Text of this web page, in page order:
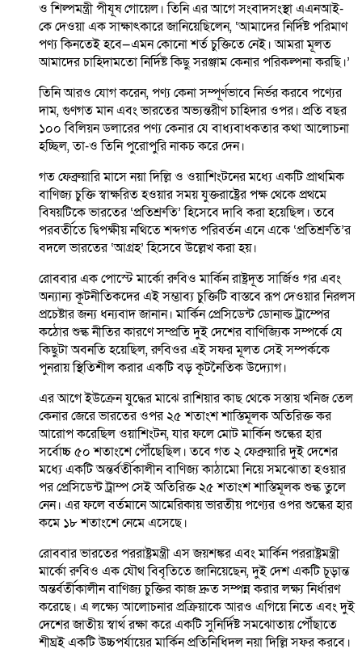
ও শিল্পমন্ত্রী পীযূষ গোয়েল। তিনি এর আগে সংবাদসংস্থা এএনআই-
কে দেওয়া এক সাক্ষাৎকারে জানিয়েছিলেন, ‘আমাদের নির্দিষ্ট পরিমাণ
পণ্য কিনতেই হবে—এমন কোনো শর্ত চুক্তিতে নেই। আমরা মূলত
আমাদের চাহিদামতো নির্দিষ্ট কিছু সরঞ্জাম কেনার পরিকল্পনা করছি।’
তিনি আরও যোগ করেন, পণ্য কেনা সম্পূর্ণভাবে নির্ভর করবে পণ্যের
দাম, গুণগত মান এবং ভারতের অভ্যন্তরীণ চাহিদার ওপর। প্রতি বছর
১০০ বিলিয়ন ডলারের পণ্য কেনার যে বাধ্যবাধকতার কথা আলোচনা
হচ্ছিল, তা-ও তিনি পুরোপুরি নাকচ করে দেন।
গত ফেব্রুয়ারি মাসে নয়া দিল্লি ও ওয়াশিংটনের মধ্যে একটি প্রাথমিক
বাণিজ্য চুক্তি স্বাক্ষরিত হওয়ার সময় যুক্তরাষ্ট্রের পক্ষ থেকে প্রথমে
বিষয়টিকে ভারতের ‘প্রতিশ্রুতি’ হিসেবে দাবি করা হয়েছিল। তবে
পরবর্তীতে দ্বিপক্ষীয় নথিতে শব্দগত পরিবর্তন এনে একে ‘প্রতিশ্রুতি’র
বদলে ভারতের ‘আগ্রহ’ হিসেবে উল্লেখ করা হয়।
রোববার এক পোস্টে মার্কো রুবিও মার্কিন রাষ্ট্রদূত সার্জিও গর এবং
অন্যান্য কূটনীতিকদের এই সম্ভাব্য চুক্তিটি বাস্তবে রূপ দেওয়ার নিরলস
প্রচেষ্টার জন্য ধন্যবাদ জানান। মার্কিন প্রেসিডেন্ট ডোনাল্ড ট্রাম্পের
কঠোর শুল্ক নীতির কারণে সম্প্রতি দুই দেশের বাণিজ্যিক সম্পর্কে যে
কিছুটা অবনতি হয়েছিল, রুবিওর এই সফর মূলত সেই সম্পর্ককে
পুনরায় স্থিতিশীল করার একটি বড় কূটনৈতিক উদ্যোগ।
এর আগে ইউক্রেন যুদ্ধের মাঝে রাশিয়ার কাছ থেকে সস্তায় খনিজ তেল
কেনার জেরে ভারতের ওপর ২৫ শতাংশ শাস্তিমূলক অতিরিক্ত কর
আরোপ করেছিল ওয়াশিংটন, যার ফলে মোট মার্কিন শুল্কের হার
সর্বোচ্চ ৫০ শতাংশে পৌঁছেছিল। তবে গত ২ ফেব্রুয়ারি দুই দেশের
মধ্যে একটি অন্তর্বর্তীকালীন বাণিজ্য কাঠামো নিয়ে সমঝোতা হওয়ার
পর প্রেসিডেন্ট ট্রাম্প সেই অতিরিক্ত ২৫ শতাংশ শাস্তিমূলক শুল্ক তুলে
নেন। এর ফলে বর্তমানে আমেরিকায় ভারতীয় পণ্যের ওপর শুল্কের হার
কমে ১৮ শতাংশে নেমে এসেছে।
রোববার ভারতের পররাষ্ট্রমন্ত্রী এস জয়শঙ্কর এবং মার্কিন পররাষ্ট্রমন্ত্রী
মার্কো রুবিও এক যৌথ বিবৃতিতে জানিয়েছেন, দুই দেশ একটি চূড়ান্ত
অন্তর্বর্তীকালীন বাণিজ্য চুক্তির কাজ দ্রুত সম্পন্ন করার লক্ষ্য নির্ধারণ
করেছে। এ লক্ষ্যে আলোচনার প্রক্রিয়াকে আরও এগিয়ে নিতে এবং দুই
দেশের জাতীয় স্বার্থ রক্ষা করে একটি সুনির্দিষ্ট সমঝোতায় পৌঁছাতে
শীঘ্রই একটি উচ্চপর্যায়ের মার্কিন প্রতিনিধিদল নয়া দিল্লি সফর করবে।